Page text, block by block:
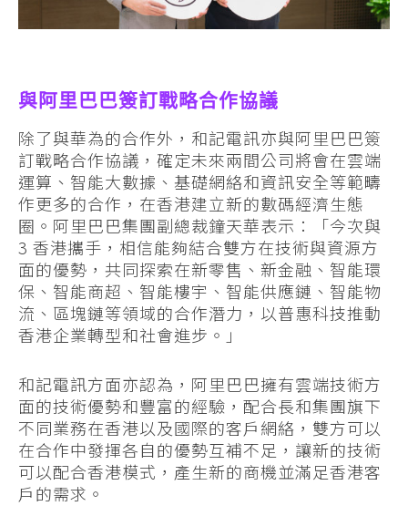
與阿里巴巴簽訂戰略合作協議
除了與華為的合作外，和記電訊亦與阿里巴巴簽
訂戰略合作協議，確定未來兩間公司將會在雲端
運算、智能大數據、基礎網絡和資訊安全等範疇
作更多的合作，在香港建立新的數碼經濟生態
圈。阿里巴巴集團副總裁鐘天華表示：「今次與
3 香港攜手，相信能夠結合雙方在技術與資源方
面的優勢，共同探索在新零售、新金融、智能環
保、智能商超、智能樓宇、智能供應鏈、智能物
流、區塊鏈等領域的合作潛力，以普惠科技推動
香港企業轉型和社會進步。」
和記電訊方面亦認為，阿里巴巴擁有雲端技術方
面的技術優勢和豐富的經驗，配合長和集團旗下
不同業務在香港以及國際的客戶網絡，雙方可以
在合作中發揮各自的優勢互補不足，讓新的技術
可以配合香港模式，產生新的商機並滿足香港客
戶的需求。